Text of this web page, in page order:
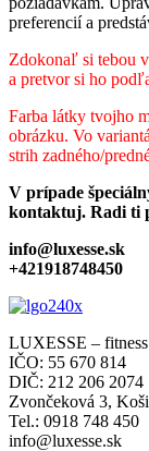
preferencií a
Zdokonaľ si tebou
a pretvor si ho
Farba látky tvojho
obrázku. Vo
strih zadného/
V prípade
kontaktuj. Radi ti
info@luxesse.sk
+421918748450
LUXESSE – fitness
IČO: 55 670 814
DIČ: 212 206 2074
Zvončeková 3,
Tel.: 0918 748 450
info@luxesse.sk